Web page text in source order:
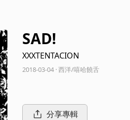
SAD!
XXXTENTACION
2018-03-04 · 西洋/嘻哈饒舌
分享專輯